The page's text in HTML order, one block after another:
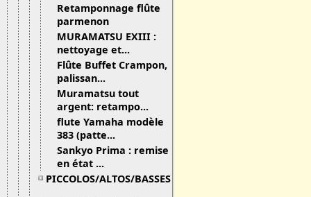
Retamponnage flûte
parmenon
MURAMATSU EXIII :
nettoyage et...
Flûte Buffet Crampon,
palissan...
Muramatsu tout
argent: retampo...
flute Yamaha modèle
383 (patte...
Sankyo Prima : remise
en état ...
PICCOLOS/ALTOS/BASSES